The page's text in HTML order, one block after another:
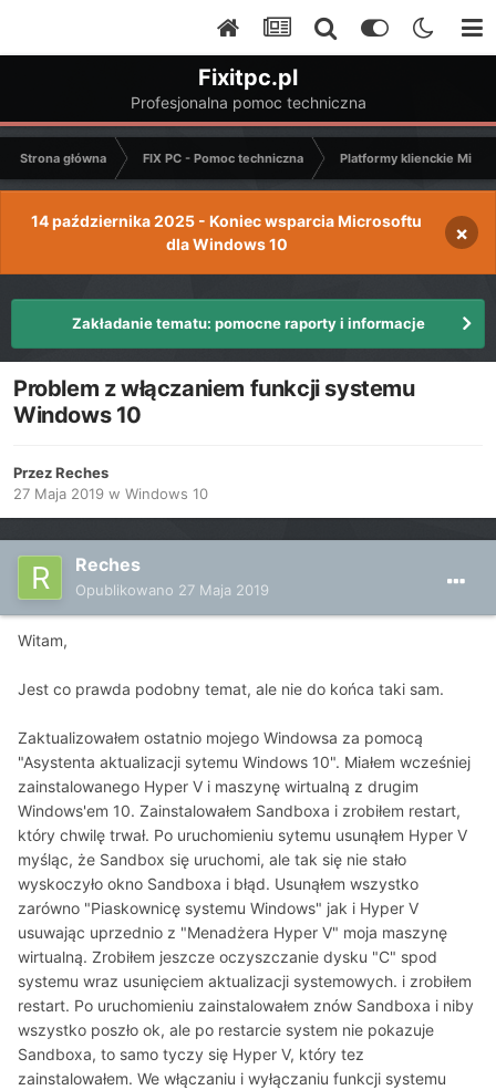
Fixitpc.pl
Profesjonalna pomoc techniczna
Strona główna FIX PC - Pomoc techniczna Platformy klienckie
14 października 2025 - Koniec wsparcia Microsoftu
dla Windows 10
×
Zakładanie tematu: pomocne raporty i informacje
Problem z włączaniem funkcji systemu
Windows 10
PrzezReches
27 Maja 2019 w Windows 10
Reches
Opublikowano 27 Maja 2019
Witam,
Jest co prawda podobny temat, ale nie do końca taki sam.
Zaktualizowałem ostatnio mojego Windowsa za pomocą
"Asystenta aktualizacji sytemu Windows 10". Miałem wcześniej
zainstalowanego Hyper V i maszynę wirtualną z drugim
Windows'em 10. Zainstalowałem Sandboxa i zrobiłem restart,
który chwilę trwał. Po uruchomieniu sytemu usunąłem Hyper V
myśląc, że Sandbox się uruchomi, ale tak się nie stało
wyskoczyło okno Sandboxa i błąd. Usunąłem wszystko
zarówno "Piaskownicę systemu Windows" jak i Hyper V
usuwając uprzednio z "Menadżera Hyper V" moja maszynę
wirtualną. Zrobiłem jeszcze oczyszczanie dysku "C" spod
systemu wraz usunięciem aktualizacji systemowych. i zrobiłem
restart. Po uruchomieniu zainstalowałem znów Sandboxa i niby
wszystko poszło ok, ale po restarcie system nie pokazuje
Sandboxa, to samo tyczy się Hyper V, który tez
zainstalowałem. We włączaniu i wyłączaniu funkcji systemu